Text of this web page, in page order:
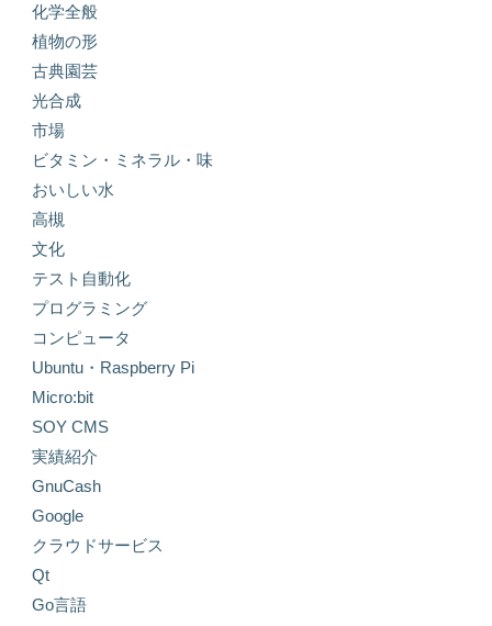
化学全般
植物の形
古典園芸
光合成
市場
ビタミン・ミネラル・味
おいしい水
高槻
文化
テスト自動化
プログラミング
コンピュータ
Ubuntu・Raspberry Pi
Micro:bit
SOY CMS
実績紹介
GnuCash
Google
クラウドサービス
Qt
Go言語